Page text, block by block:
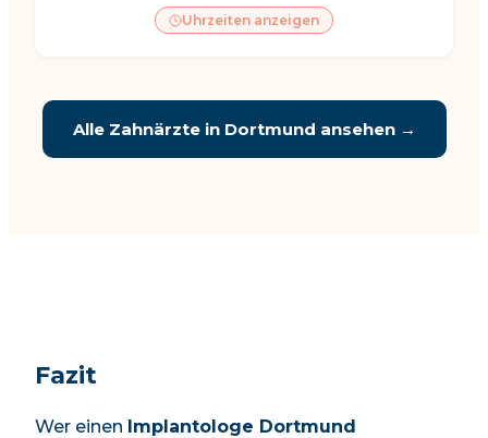
Uhrzeiten anzeigen
Alle Zahnärzte in Dortmund ansehen →
Fazit
Wer einen Implantologe Dortmund